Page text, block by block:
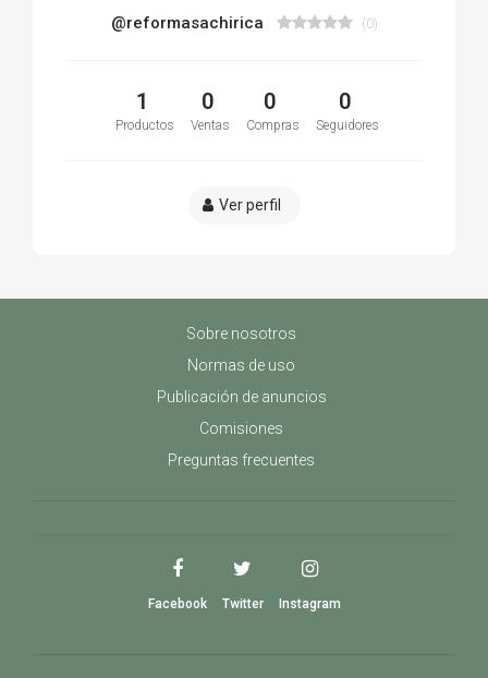
@reformasachirica (0)
1
Productos
0
Ventas
0
Compras
0
Seguidores
Ver perfil
Sobre nosotros
Normas de uso
Publicación de anuncios
Comisiones
Preguntas frecuentes
Facebook Twitter Instagram